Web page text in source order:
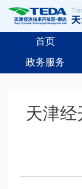
首页
政务服务
天津